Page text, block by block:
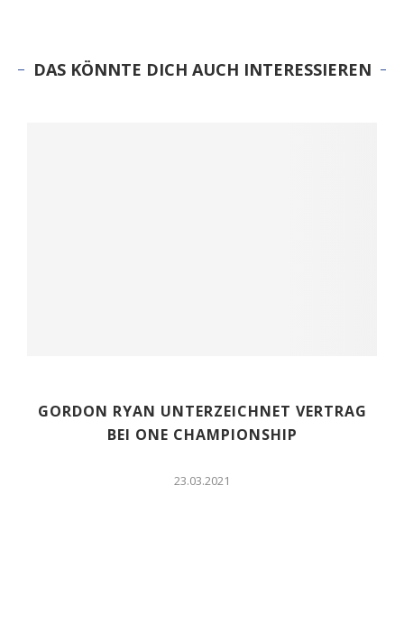
DAS KÖNNTE DICH AUCH INTERESSIEREN
GORDON RYAN UNTERZEICHNET VERTRAG
BEI ONE CHAMPIONSHIP
23.03.2021